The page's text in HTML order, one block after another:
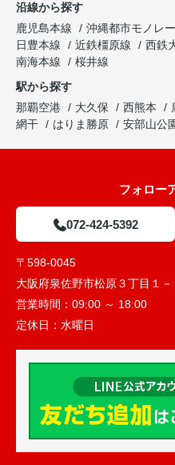
沿線から探す
鹿児島本線
沖縄都市モノレ
日豊本線
近鉄橿原線 西鉄
南海本線
桜井線
駅から探す
那覇空港
大久保 西熊本
網干
はりま勝原 安部山公
フォロー
072-424-5392
〒598-0045
大阪府泉佐野市松原３丁目１－
営業時間： 09:00 ～ 18:00
定休日： 水曜日